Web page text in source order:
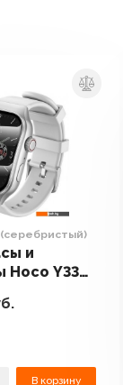
(серебристый)
и
Hoco Y33
В корзину